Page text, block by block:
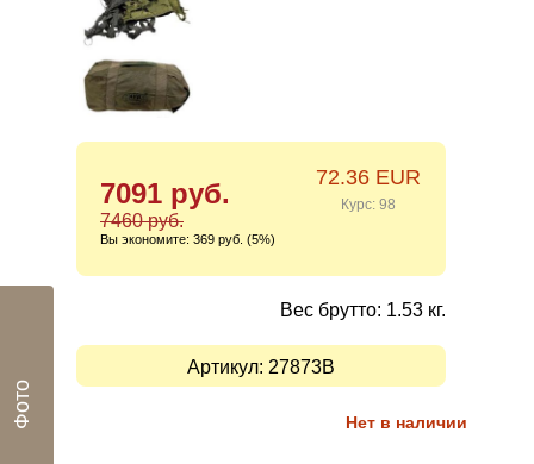
7091 руб.
7460 руб.
Вы экономите: 369 руб. (5%)
72.36 EUR
Курс: 98
Вес брутто: 1.53 кг.
Артикул: 27873B
Нет в наличии
Фото